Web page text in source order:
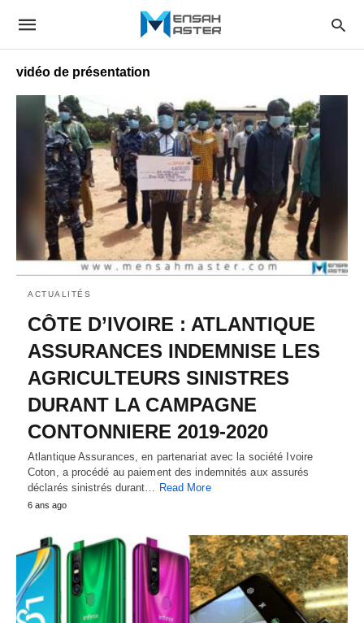
vidéo de présentation
ACTUALITÉS
CÔTE D’IVOIRE : ATLANTIQUE
ASSURANCES INDEMNISE LES
AGRICULTEURS SINISTRES
DURANT LA CAMPAGNE
CONTONNIERE 2019-2020
Atlantique Assurances, en partenariat avec la société Ivoire
Coton, a procédé au paiement des indemnités aux assurés
déclarés sinistrés durant… Read More
6 ans ago